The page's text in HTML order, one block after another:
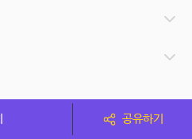
공유하기